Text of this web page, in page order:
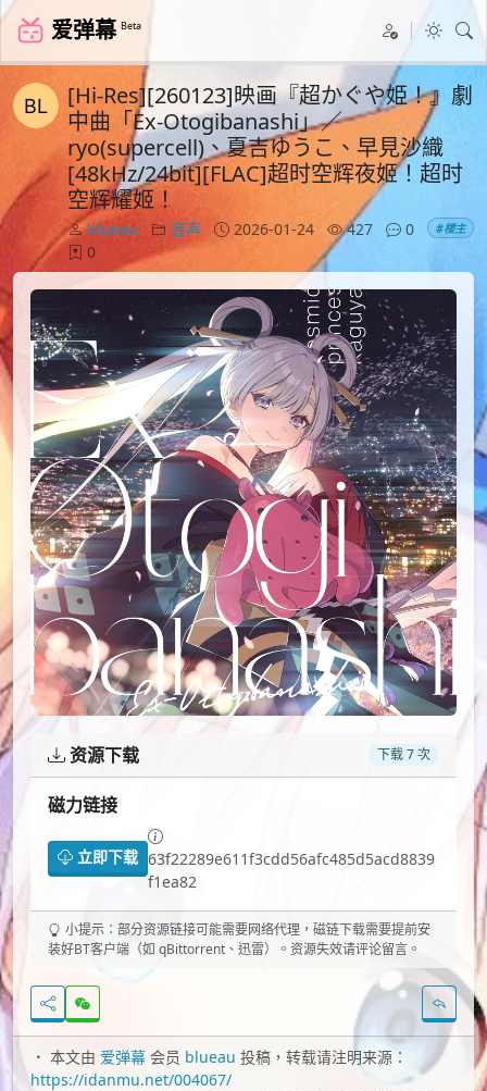
爱弹幕 Beta
[Hi-Res][260123]映画『超かぐや姫！』劇
中曲「Ex-Otogibanashi」／
ryo(supercell)、夏吉ゆうこ、早見沙織
[48kHz/24bit][FLAC]超时空辉夜姬！超时
空辉耀姬！
blueau 音声 2026-01-24 427
0
0
#楼主
资源下载 下载 7 次
磁力链接
立即下载 63f22289e611f3cdd56afc485d5acd8839
f1ea82
小提示：部分资源链接可能需要网络代理，磁链下载需要提前安
装好BT客户端（如 qBittorrent、迅雷）。资源失效请评论留言。
本文由 爱弹幕 会员 blueau 投稿，转载请注明来源：
https://idanmu.net/004067/